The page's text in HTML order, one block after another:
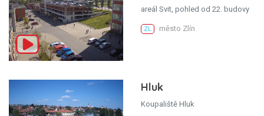
areál Svit, pohled od 22. budovy
ZL město Zlín
Hluk
Koupaliště Hluk